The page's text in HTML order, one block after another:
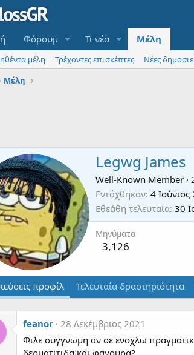
Φόρουμ Τι νέα Μέλη
μέλη Τρέχοντες επισκέπτες
Νέες
Μέλη
Legwg James
Well-Known Member ·
Εντάχθηκαν 4 Ιούνιος
Εθεάθη τελευταία 30
Μηνύματα
3,126
προφίλ Τελευταία δραστηριότητα
feanor
28 Δεκέμβριος 2021
Φιλε συγγνωμη αν σε ενοχλω
δερματιτιδα και φαγουρα?